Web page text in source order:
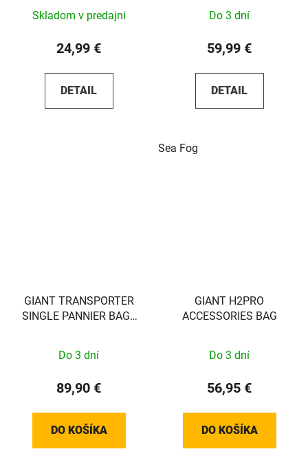
Skladom v predajni
24,99 €
DETAIL
Do 3 dní
59,99 €
DETAIL
Sea Fog
GIANT TRANSPORTER
SINGLE PANNIER BAG -
440000037
Do 3 dní
89,90 €
DO KOŠÍKA
GIANT H2PRO
ACCESSORIES BAG
Do 3 dní
56,95 €
DO KOŠÍKA